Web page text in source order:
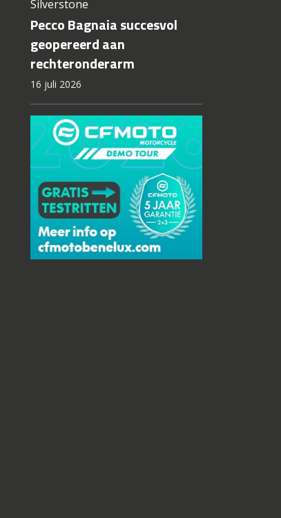
Silverstone
Pecco Bagnaia succesvol
geopereerd aan
rechteronderarm
16 juli 2026